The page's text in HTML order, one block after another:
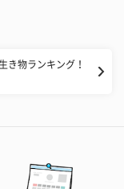
き物ランキング！